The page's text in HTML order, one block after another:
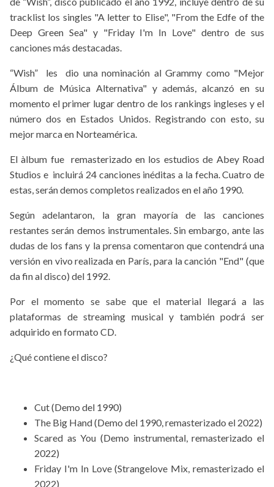
tracklist los singles "A letter to Elise", "From the Edfe of the
Deep Green Sea" y "Friday I'm In Love" dentro de sus
canciones más destacadas.
“Wish” les dio una nominación al Grammy como "Mejor
Álbum de Música Alternativa" y además, alcanzó en su
momento el primer lugar dentro de los rankings ingleses y el
número dos en Estados Unidos. Registrando con esto, su
mejor marca en Norteamérica.
El àlbum fue remasterizado en los estudios de Abey Road
Studios e incluirá 24 canciones inéditas a la fecha. Cuatro de
estas, serán demos completos realizados en el año 1990.
Según adelantaron, la gran mayoría de las canciones
restantes serán demos instrumentales. Sin embargo, ante las
dudas de los fans y la prensa comentaron que contendrá una
versión en vivo realizada en París, para la canción "End" (que
da fin al disco) del 1992.
Por el momento se sabe que el material llegará a las
plataformas de streaming musical y también podrá ser
adquirido en formato CD.
¿Qué contiene el disco?
Cut (Demo del 1990)
The Big Hand (Demo del 1990, remasterizado el 2022)
Scared as You (Demo instrumental, remasterizado el
2022)
Friday I'm In Love (Strangelove Mix, remasterizado el
2022)